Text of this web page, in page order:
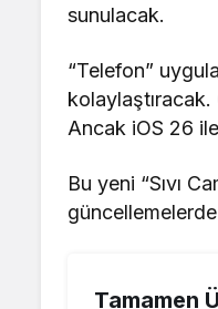
sunulacak.
“Telefon”
Ancak iOS 26
Bu yeni “Sıvı
Tamamen